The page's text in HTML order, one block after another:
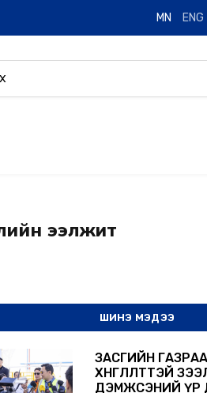
MN ENG
ээлжит
ШИНЭ МЭДЭЭ
ЗАСГИЙН
ХӨНГӨЛӨЛТТЭЙ ЗЭЭЛЭЭР
ДЭМЖСЭНИЙ ҮР